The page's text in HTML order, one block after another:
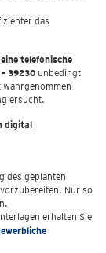
das
eine telefonische
39230 unbedingt
ersucht.
digital
des geplanten
Nur so
erhalten Sie